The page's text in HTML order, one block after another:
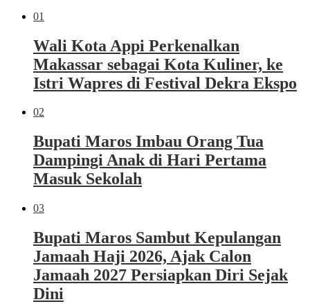
01
Wali Kota Appi Perkenalkan
Makassar sebagai Kota Kuliner, ke
Istri Wapres di Festival Dekra Ekspo
02
Bupati Maros Imbau Orang Tua
Dampingi Anak di Hari Pertama
Masuk Sekolah
03
Bupati Maros Sambut Kepulangan
Jamaah Haji 2026, Ajak Calon
Jamaah 2027 Persiapkan Diri Sejak
Dini